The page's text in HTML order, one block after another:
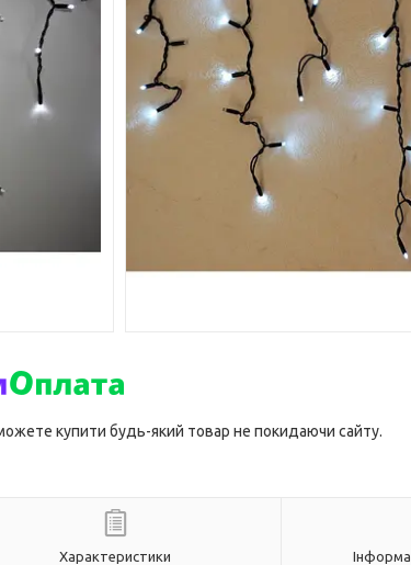
купити будь-який товар не покидаючи сайту.
Характеристики